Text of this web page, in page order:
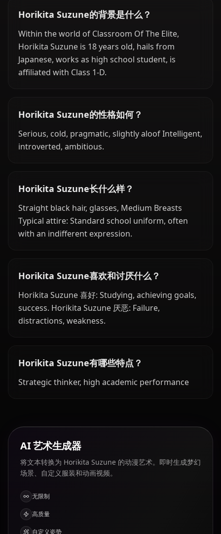
Horikita Suzune的背景是什么？
Within the world of Classroom Of The Elite,
Horikita Suzune is 18 years old, hails from
Japanese, works as high school student, is
affiliated with Class 1-D.
Horikita Suzune的性格如何？
Serious, cold, pragmatic, slightly aloof Intelligent,
introverted, ambitious.
Horikita Suzune长什么样？
Straight black hair, glasses, Medium Breasts
Typical attire: Standard school uniform, often
with an indifferent expression.
Horikita Suzune喜欢和讨厌什么？
Horikita Suzune 喜好: Studying, achieving goals,
success. Horikita Suzune 厌恶: Failure,
distractions, weakness.
Horikita Suzune有哪些特点？
Strategic thinker, high academic performance
AI 艺术生成器
将文本转换为 Horikita Suzune 的动漫艺术。即时生成梦幻
场景、自定义服装和动画视频。
无限制
高质量
自定义姿势